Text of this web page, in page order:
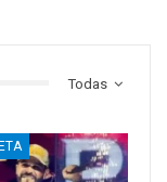
Todas